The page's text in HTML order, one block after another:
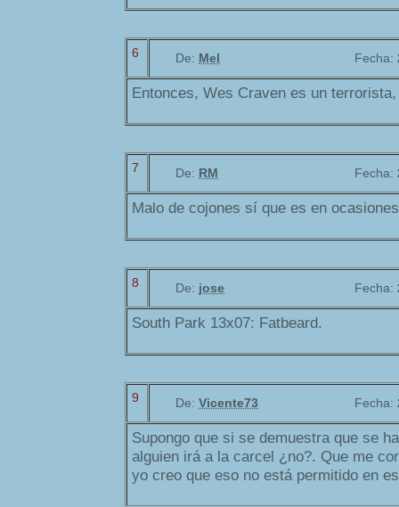
6 De: Mel Fecha:
Entonces, Wes Craven es un
7 De: RM Fecha:
Malo de cojones sí que es en
8 De: jose Fecha:
South Park 13x07: Fatbeard.
9 De: Vicente73 Fecha:
Supongo que si se demuestra que se
alguien irá a la carcel ¿no?. Que me
yo creo que eso no está permitido en